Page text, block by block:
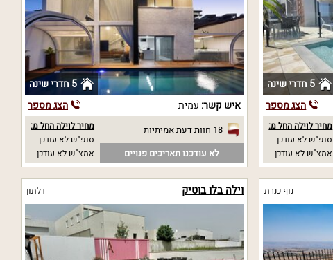
5 חדרי שינה
הצג מספר
מחיר לוילה החל מ:
סופ"ש לא עודכן
אמצ"ש לא עודכן
5 חדרי שינה
איש קשר: עמית הצג מספר
18 חוות דעת אמיתיות
לא עודכנו תאריכים פנויים
מחיר לוילה החל מ:
סופ"ש לא עודכן
אמצ"ש לא עודכן
נוף כנרת וילה בלו בוטיק דלתון